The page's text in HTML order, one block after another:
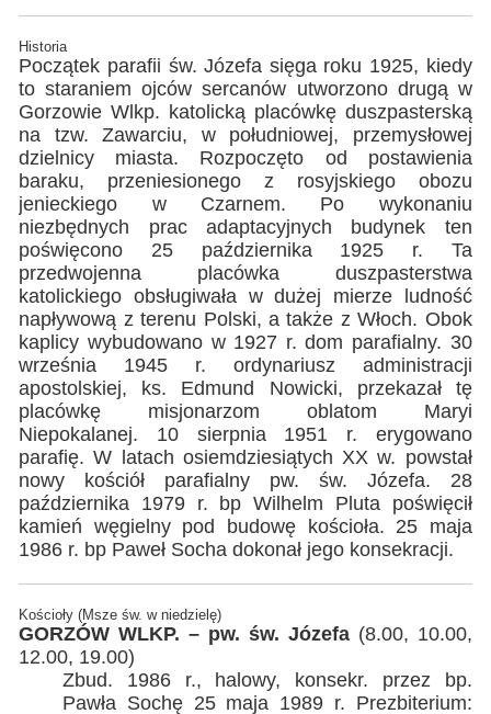
Historia
Początek parafii św. Józefa sięga roku 1925, kiedy
to staraniem ojców sercanów utworzono drugą w
Gorzowie Wlkp. katolicką placówkę duszpasterską
na tzw. Zawarciu, w południowej, przemysłowej
dzielnicy miasta. Rozpoczęto od postawienia
baraku, przeniesionego z rosyjskiego obozu
jenieckiego w Czarnem. Po wykonaniu
niezbędnych prac adaptacyjnych budynek ten
poświęcono 25 października 1925 r. Ta
przedwojenna placówka duszpasterstwa
katolickiego obsługiwała w dużej mierze ludność
napływową z terenu Polski, a także z Włoch. Obok
kaplicy wybudowano w 1927 r. dom parafialny. 30
września 1945 r. ordynariusz administracji
apostolskiej, ks. Edmund Nowicki, przekazał tę
placówkę misjonarzom oblatom Maryi
Niepokalanej. 10 sierpnia 1951 r. erygowano
parafię. W latach osiemdziesiątych XX w. powstał
nowy kościół parafialny pw. św. Józefa. 28
października 1979 r. bp Wilhelm Pluta poświęcił
kamień węgielny pod budowę kościoła. 25 maja
1986 r. bp Paweł Socha dokonał jego konsekracji.
Kościoły (Msze św. w niedzielę)
GORZÓW WLKP. – pw. św. Józefa(8.00, 10.00,
12.00, 19.00)
Zbud. 1986 r., halowy, konsekr. przez bp.
Pawła Sochę 25 maja 1989 r. Prezbiterium: